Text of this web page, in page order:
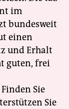
im
bundesweit
einen
und Erhalt
guten, frei
Sie
Sie